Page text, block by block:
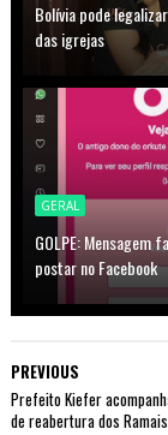
Bolívia pode
das igrejas
GERAL
GOLPE:
postar no Facebook
PREVIOUS
Prefeito Kiefer
de reabertura dos Ramais